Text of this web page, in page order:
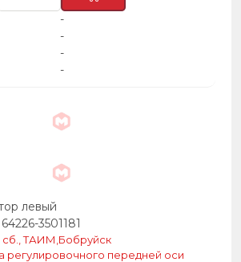
-
-
-
-
левый
64226-3501181
ТАИМ,Бобруйск
регулировочного передней оси